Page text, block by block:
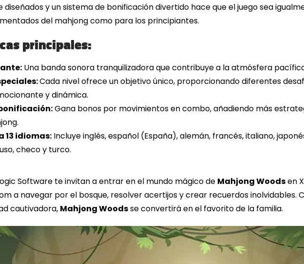
diseñados y un sistema de bonificación divertido hace que el juego sea
del mahjong como para los principiantes.
principales:
Una banda sonora tranquilizadora que contribuye a la atmósfera
Cada nivel ofrece un objetivo único, proporcionando diferentes
y dinámica.
Gana bonos por movimientos en combo, añadiendo más
13 idiomas: Incluye inglés, español (España), alemán, francés, italiano,
checo y turco.
Software te invitan a entrar en el mundo mágico de Mahjong Woodsen
a navegar por el bosque, resolver acertijos y crear recuerdos inolvidables.
cautivadora, Mahjong Woodsse convertirá en el favorito de la familia.